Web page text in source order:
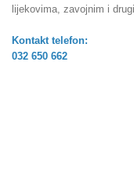
lijekovima, zavojnim i
Kontakt telefon:
032 650 662